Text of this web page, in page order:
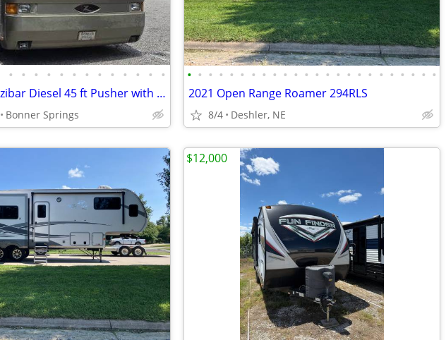
• • • • • • • • • • • • •
2000 Safari Zanzibar Diesel 45 ft Pusher with 60,133 act
Bonner Springs
• • • • • • • • • • • • • • • • • • • • • • • •
2021 Open Range Roamer 294RLS
8/4 Deshler, NE
$12,000